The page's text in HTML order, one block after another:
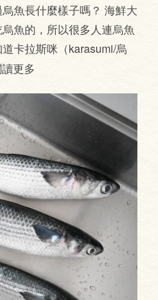
魚長什麼樣子嗎？ 海鮮大
魚的，所以很多人連烏魚
卡拉斯咪（karasumi/烏
更多